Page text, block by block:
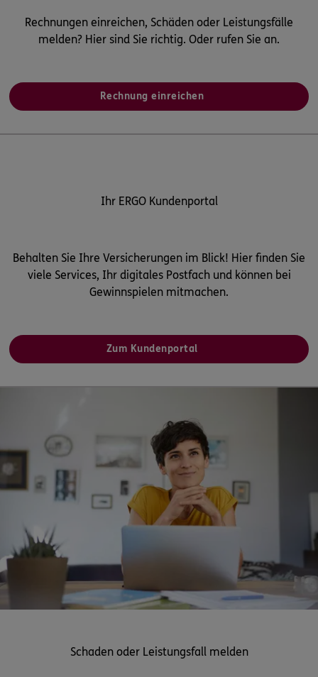
Rechnungen einreichen, Schäden oder Leistungsfälle
melden? Hier sind Sie richtig. Oder rufen Sie an.
Rechnung einreichen
Ihr ERGO Kundenportal
Behalten Sie Ihre Versicherungen im Blick! Hier finden Sie
viele Services, Ihr digitales Postfach und können bei
Gewinnspielen mitmachen.
Zum Kundenportal
Schaden oder Leistungsfall melden